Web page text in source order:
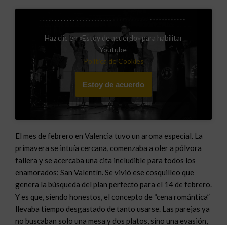
Haz clic en «Estoy de acuerdo» para habilitar
Youtube
Política de Cookies
Estoy de acuerdo
El mes de febrero en Valencia tuvo un aroma especial. La
primavera se intuía cercana, comenzaba a oler a pólvora
fallera y se acercaba una cita ineludible para todos los
enamorados: San Valentín. Se vivió ese cosquilleo que
genera la búsqueda del plan perfecto para el 14 de febrero.
Y es que, siendo honestos, el concepto de “cena romántica”
llevaba tiempo desgastado de tanto usarse. Las parejas ya
no buscaban solo una mesa y dos platos, sino una evasión,